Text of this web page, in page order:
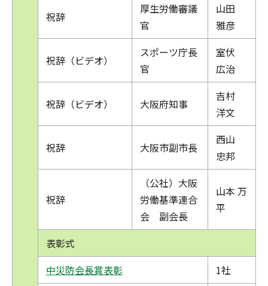
祝辞
厚生労働審議
官
山田
雅彦
祝辞（ビデオ）
スポーツ庁長
官
室伏
広治
祝辞（ビデオ） 大阪府知事
吉村
洋文
祝辞 大阪市副市長
西山
忠邦
祝辞
（公社）大阪
労働基準連合
会 副会長
山本 万
平
表彰式
中災防会長賞表彰
1社